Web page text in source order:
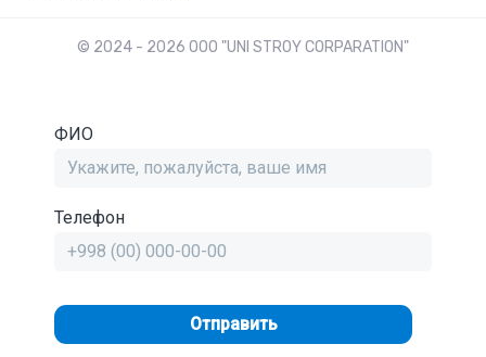
© 2024 - 2026 OOO "UNI STROY CORPARATION"